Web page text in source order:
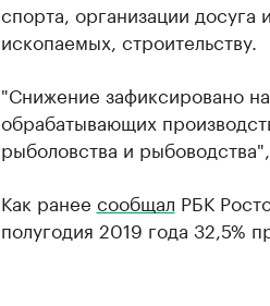
спорта, организации
ископаемых, строительству.
"Снижение зафиксировано
обрабатывающих
рыболовства и
Как ранее сообщал РБК
полугодия 2019 года 32,5%